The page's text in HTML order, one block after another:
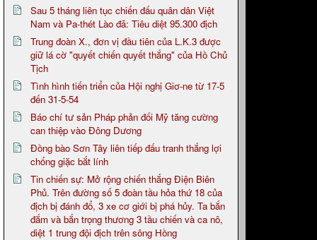
Sau 5 tháng liên tục chiến đấu quân dân Việt
Nam và Pa-thét Lào đã: Tiêu diệt 95.300 địch
Trung đoàn X., đơn vị đầu tiên của L.K.3 được
giữ lá cờ "quyết chiến quyết thắng" của Hồ Chủ
Tịch
Tình hình tiến triển của Hội nghị Giơ-ne từ 17-5
đến 31-5-54
Báo chí tư sản Pháp phản đối Mỹ tăng cường
can thiệp vào Đông Dương
Đồng bào Sơn Tây liên tiếp đấu tranh thắng lợi
chống giặc bắt lính
Tin chiến sự: Mở rộng chiến thắng Điện Biên
Phủ. Trên đường số 5 đoàn tầu hỏa thứ 18 của
địch bị đánh đổ, 3 xe cơ giới bị phá hủy. Ta bắn
đắm và bắn trọng thương 3 tầu chiến và ca nô,
diệt 1 trung đội địch trên sông Hồng